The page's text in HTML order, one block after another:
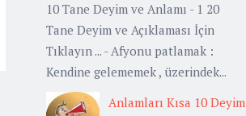
10 Tane Deyim ve Anlamı - 1 20
Tane Deyim ve Açıklaması İçin
Tıklayın ... - Afyonu patlamak :
Kendine gelememek , üzerindek...
Anlamları Kısa 10 Deyim